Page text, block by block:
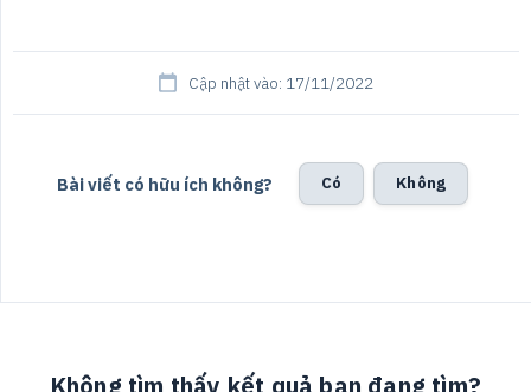
Cập nhật vào: 17/11/2022
Bài viết có hữu ích không? Có Không
Không tìm thấy kết quả bạn đang tìm?